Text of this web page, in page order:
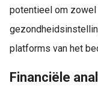
potentieel om zowel
platforms van het
Financiële